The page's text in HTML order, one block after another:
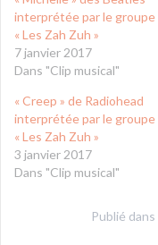
interprétée par le groupe
« Les Zah Zuh »
7 janvier 2017
Dans "Clip musical"
« Creep » de Radiohead
interprétée par le groupe
« Les Zah Zuh »
3 janvier 2017
Dans "Clip musical"
Publié dans